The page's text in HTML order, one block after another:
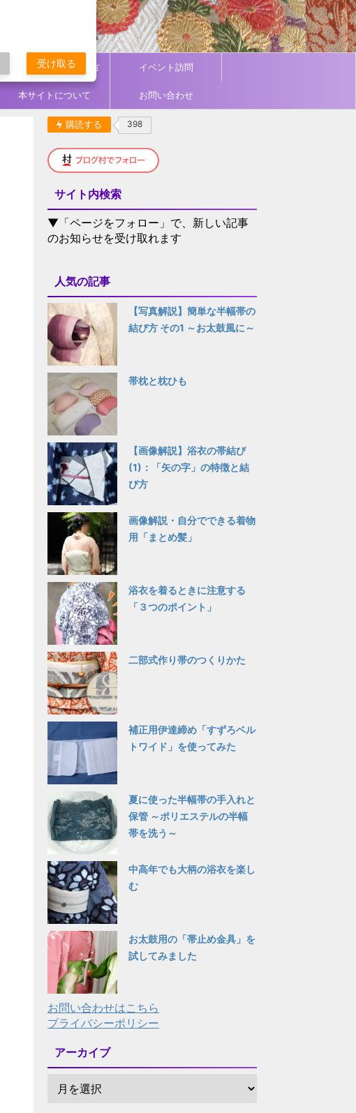
コーディネート／着方 イベント訪問
本サイトについて お問い合わせ
購読する 398
サイト内検索
▼「ページをフォロー」で、新しい記事
のお知らせを受け取れます
人気の記事
【写真解説】簡単な半幅帯の
結び方 その1 ～お太鼓風に～
帯枕と枕ひも
【画像解説】浴衣の帯結び
(1)：「矢の字」の特徴と結
び方
画像解説・自分でできる着物
用「まとめ髪」
浴衣を着るときに注意する
「３つのポイント」
二部式作り帯のつくりかた
補正用伊達締め「すずろベル
トワイド」を使ってみた
夏に使った半幅帯の手入れと
保管 ～ポリエステルの半幅
帯を洗う～
中高年でも大柄の浴衣を楽し
む
お太鼓用の「帯止め金具」を
試してみました
お問い合わせはこちら
プライバシーポリシー
アーカイブ
受け取る